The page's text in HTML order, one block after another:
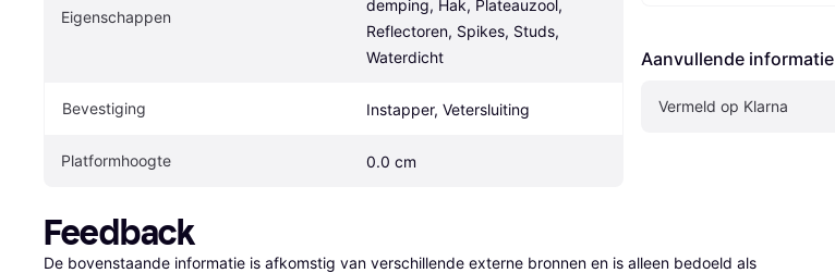
Eigenschappen
demping, Hak, Plateauzool,
Reflectoren, Spikes, Studs,
Waterdicht
Bevestiging Instapper, Vetersluiting
Platformhoogte 0.0 cm
Aanvullende informatie
Vermeld op Klarna
Feedback
De bovenstaande informatie is afkomstig van verschillende externe bronnen en is alleen bedoeld als